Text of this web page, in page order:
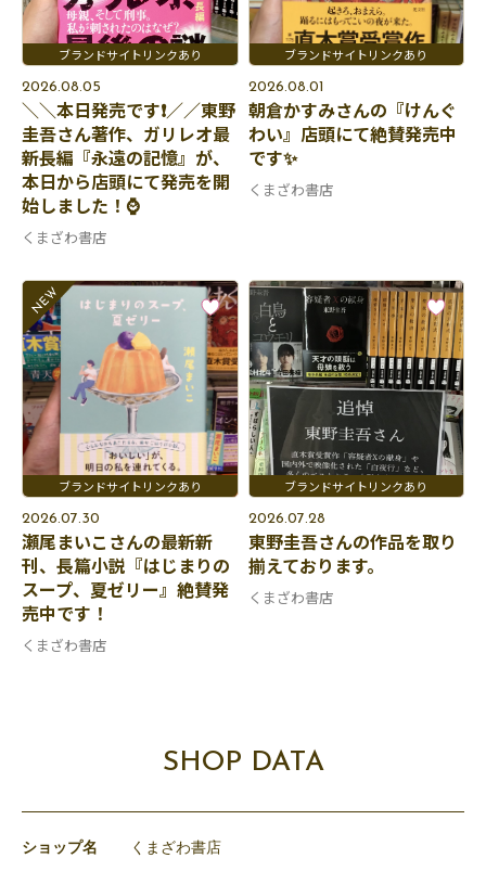
2026.08.05
＼＼本日発売です❗️／／東野
圭吾さん著作、ガリレオ最
新長編『永遠の記憶』が、
本日から店頭にて発売を開
始しました！⌚️
くまざわ書店
2026.08.01
朝倉かすみさんの『けんぐ
わい』店頭にて絶賛発売中
です✨
くまざわ書店
2026.07.30
瀬尾まいこさんの最新新
刊、長篇小説『はじまりの
スープ、夏ゼリー』絶賛発
売中です！
くまざわ書店
2026.07.28
東野圭吾さんの作品を取り
揃えております。
くまざわ書店
SHOP DATA
ショップ名 くまざわ書店